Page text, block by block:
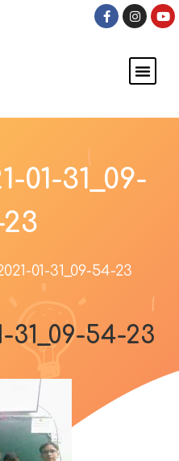
01-31_09-
01-31_09-54-23
31_09-54-23